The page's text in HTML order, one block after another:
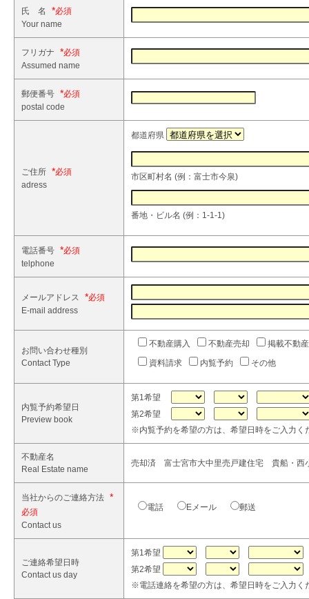
氏 名 *
Your name
フリガナ *
Assumed name
郵便番号 *
postal code
ご住所 *
adress
都道府県
市区町村名 (例：富士市今泉)
番地・ビル名 (例：1-1-1)
電話番号 *
telphone
メールアドレス *
E-mail address
お問い合わせ種別
Contact Type
不動産購入 不動産売却
掲載不動
資料請求
内覧予約 その他
内覧予約希望日
Preview book
第1希望
第2希望
※内覧予約を希望の方は、希望日時をご入力く
不動産名
Real Estate name
売却済 富士宮市大中里売戸建住宅 貴船・
当社からのご連絡方法 *
Contact us
電話 Eメール 郵送
ご連絡希望日時
Contact us day
第1希望
第2希望
※電話連絡を希望の方は、希望日時をご入力く